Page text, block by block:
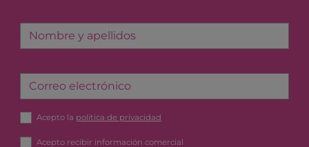
Nombre y apellidos
Correo electrónico
Acepto la política de privacidad
Acepto recibir información comercial